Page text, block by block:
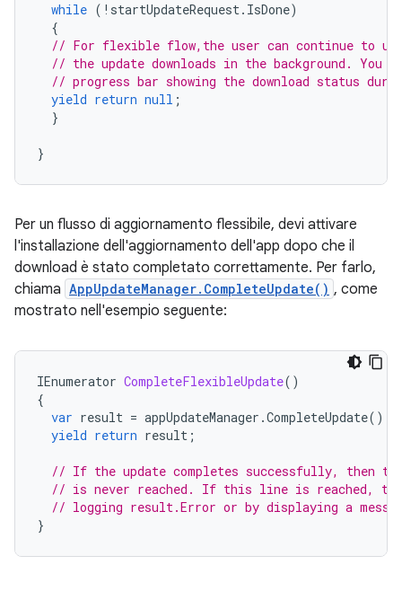
while ( ! startUpdateRequest. IsDone)
{
// For flexible flow,the user can continue to
// the update downloads in the background. You
// progress bar showing the download status
yield return null ;
}
}
Per un flusso di aggiornamento flessibile, devi attivare
l'installazione dell'aggiornamento dell'app dopo che il
download è stato completato correttamente. Per farlo,
chiama AppUpdateManager.CompleteUpdate() , come
mostrato nell'esempio seguente:
IEnumerator CompleteFlexibleUpdate()
{
var result = appUpdateManager .CompleteUpdate();
yield return result ;
// If the update completes successfully, then
// is never reached. If this line is reached,
// logging result.Error or by displaying a
}